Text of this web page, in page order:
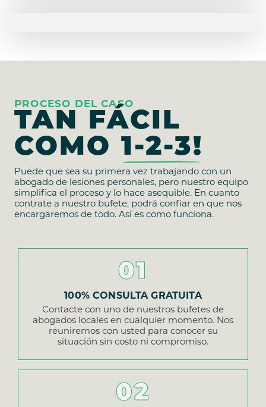
PROCESO DEL CASO
TAN FÁCIL
COMO 1-2-3!
Puede que sea su primera vez trabajando con un
abogado de lesiones personales, pero nuestro equipo
simplifica el proceso y lo hace asequible. En cuanto
contrate a nuestro bufete, podrá confiar en que nos
encargaremos de todo. Así es como funciona.
01
100% CONSULTA GRATUITA
Contacte con uno de nuestros bufetes de
abogados locales en cualquier momento. Nos
reuniremos con usted para conocer su
situación sin costo ni compromiso.
02